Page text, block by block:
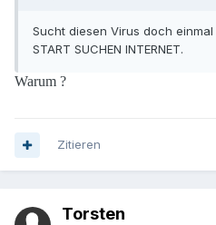
Sucht diesen Virus doch
START SUCHEN INTERNET.
Warum ?
Zitieren
Torsten